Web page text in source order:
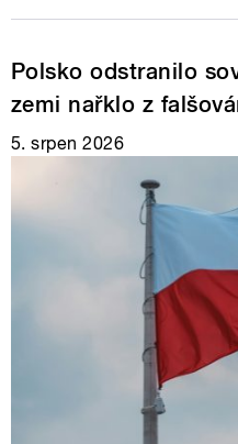
Polsko odstranilo
zemi nařklo z
5. srpen 2026